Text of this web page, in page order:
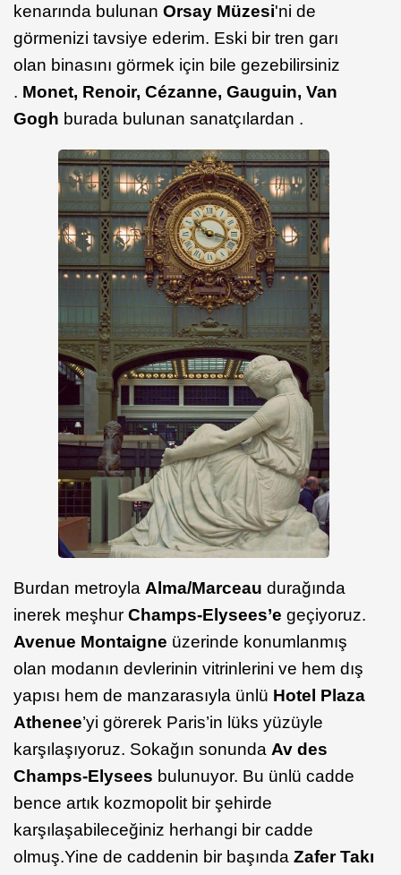
kenarında bulunan Orsay Müzesi'ni de
görmenizi tavsiye ederim. Eski bir tren garı
olan binasını görmek için bile gezebilirsiniz
. Monet, Renoir, Cézanne, Gauguin, Van
Gogh burada bulunan sanatçılardan .
Burdan metroyla Alma/Marceau durağında
inerek meşhur Champs-Elysees’e geçiyoruz.
Avenue Montaigne üzerinde konumlanmış
olan modanın devlerinin vitrinlerini ve hem dış
yapısı hem de manzarasıyla ünlü Hotel Plaza
Athenee’yi görerek Paris’in lüks yüzüyle
karşılaşıyoruz. Sokağın sonunda Av des
Champs-Elysees bulunuyor. Bu ünlü cadde
bence artık kozmopolit bir şehirde
karşılaşabileceğiniz herhangi bir cadde
olmuş.Yine de caddenin bir başında Zafer Takı